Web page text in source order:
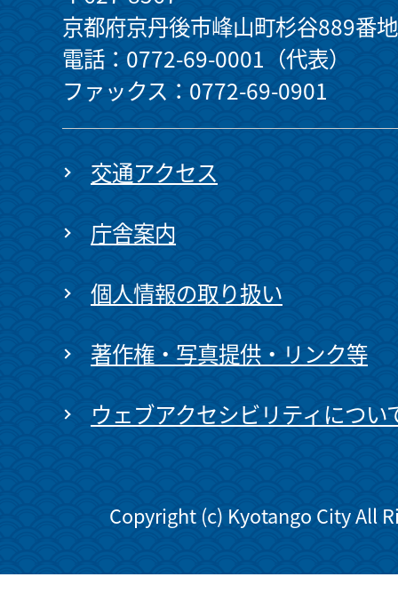
京都府京丹後市峰山町杉谷889番地
電話：0772-69-0001（代表）
ファックス：0772-69-0901
交通アクセス
庁舎案内
個人情報の取り扱い
著作権・写真提供・リンク等
ウェブアクセシビリティについ
Copyright (c) Kyotango City All